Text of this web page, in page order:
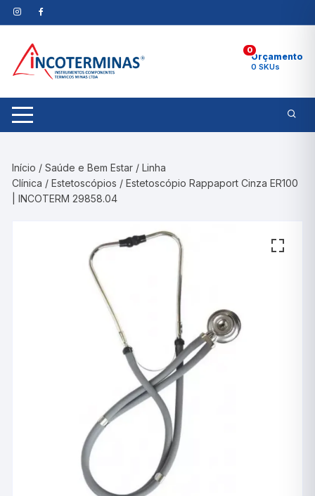
Pular
para
conteúdo
0
Orçamento
0 SKUs
Início /Saúde e Bem Estar /Linha
Clínica /Estetoscópios / Estetoscópio Rappaport Cinza ER100
| INCOTERM 29858.04